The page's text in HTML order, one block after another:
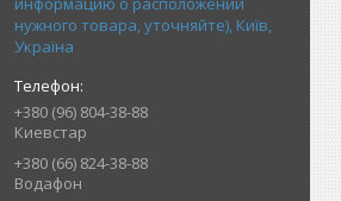
нужного товара, уточняйте), Київ,
Україна
+380 (96) 804-38-88
Киевстар
+380 (66) 824-38-88
Водафон